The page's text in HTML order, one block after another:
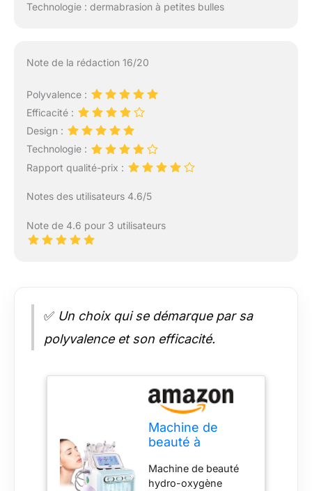
Technologie : dermabrasion à petites bulles
Note de la rédaction 16/20
Polyvalence :
Efficacité :
Design :
Technologie :
Rapport qualité-prix :
Notes des utilisateurs 4.6/5
Note de 4.6 pour 3 utilisateurs
✅ Un choix qui se démarque par sa
polyvalence et son efficacité.
Machine de
beauté à
oxygène, 7 en 1
avec masque
Machine de beauté
hydro-oxygène